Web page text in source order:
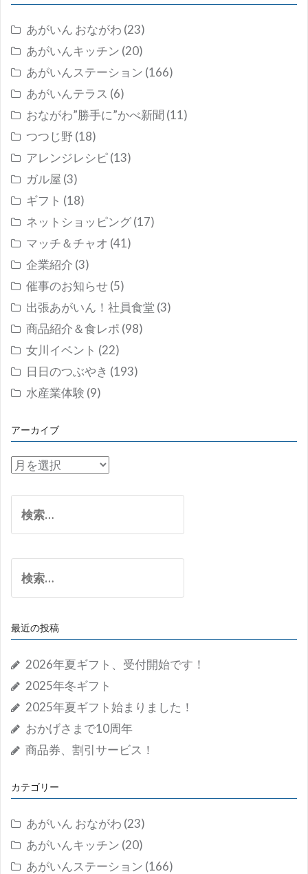
あがいん おながわ (23)
あがいんキッチン (20)
あがいんステーション (166)
あがいんテラス (6)
おながわ”勝手に”かべ新聞 (11)
つつじ野 (18)
アレンジレシピ(13)
ガル屋 (3)
ギフト (18)
ネットショッピング(17)
マッチ＆チャオ (41)
企業紹介 (3)
催事のお知らせ(5)
出張あがいん！社員食堂 (3)
商品紹介＆食レポ (98)
女川イベント (22)
日日のつぶやき (193)
水産業体験 (9)
アーカイブ
ア
イ
ブ
索:
索:
最近の投稿
2026年夏ギフト、受付開始です！
2025年冬ギフト
2025年夏ギフト始まりました！
おかげさまで10周年
商品券、割引サービス！
カテゴリー
あがいん おながわ (23)
あがいんキッチン (20)
あがいんステーション (166)